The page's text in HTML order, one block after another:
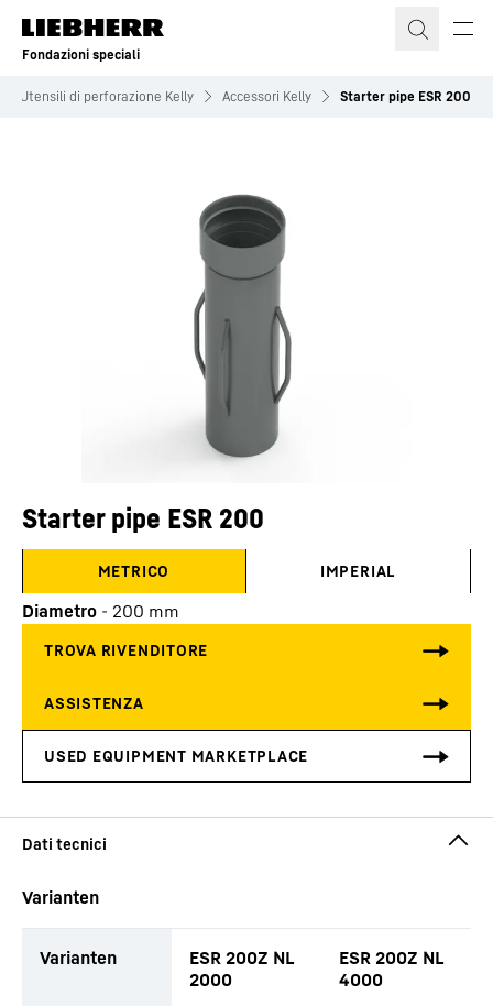
Fondazioni speciali
Utensili di perforazione Kelly Accessori Kelly Starter pipe ESR 200
Starter pipe ESR 200
METRICO IMPERIAL
Diametro - 200 mm
Varianten
Varianten
ESR 200Z NL
2000
ESR 200Z NL
4000